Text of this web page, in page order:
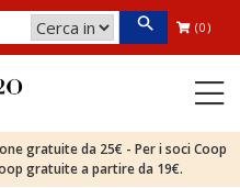
(0)
gratuite da 25€ - Per i soci Coop
gratuite a partire da 19€.